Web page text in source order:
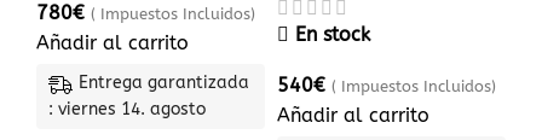
780€ ( Impuestos Incluidos)
Añadir al carrito
Entrega garantizada
: viernes 14. agosto
En stock
540€ ( Impuestos Incluidos)
Añadir al carrito